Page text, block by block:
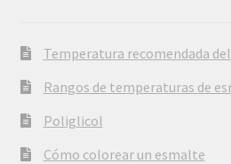
Temperatura recomendada
Rangos de temperaturas de
Poliglicol
Cómo colorear un esmalte